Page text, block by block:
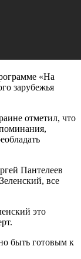
«На
зарубежья
отметил, что
Пантелеев
все
это
быть готовым к